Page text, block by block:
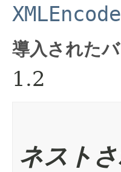
導入された
1.2
ネスト